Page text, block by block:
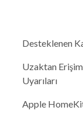
Desteklenen
Uzaktan
Uyarıları
Apple